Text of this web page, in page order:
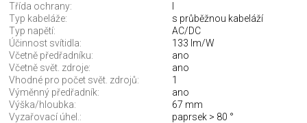
Třída ochrany:
Typ kabeláže:
s průběžnou kabeláží
Typ napětí:
AC/DC
Účinnost svítidla:
133 lm/W
Včetně předřadníku:
ano
Včetně svět. zdroje:
ano
Vhodné pro počet svět. zdrojů:
1
Výměnný předřadník:
ano
Výška/hloubka:
67 mm
Vyzařovací úhel.:
paprsek > 80 °